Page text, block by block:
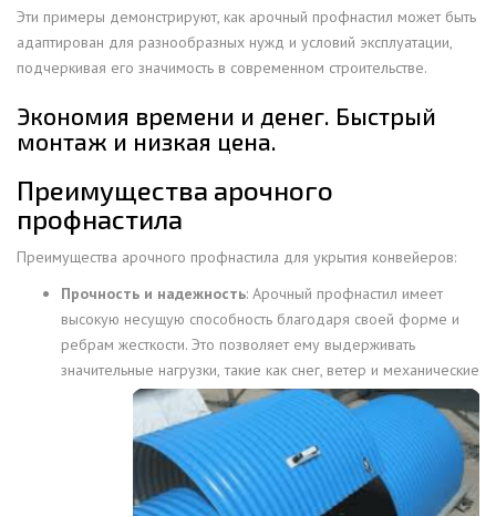
Эти примеры демонстрируют, как арочный профнастил может быть
адаптирован для разнообразных нужд и условий эксплуатации,
подчеркивая его значимость в современном строительстве.
Экономия времени и денег. Быстрый
монтаж и низкая цена.
Преимущества арочного
профнастила
Преимущества арочного профнастила для укрытия конвейеров:
Прочность и надежность: Арочный профнастил имеет
высокую несущую способность благодаря своей форме и
ребрам жесткости. Это позволяет ему выдерживать
значительные нагрузки, такие как снег, ветер и механические